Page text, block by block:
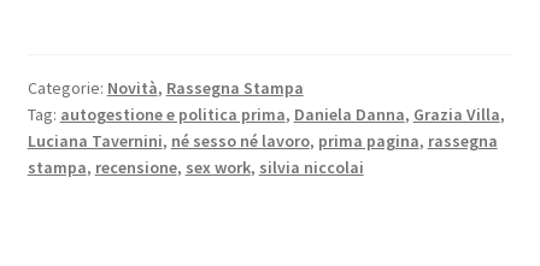
Categorie: Novità, Rassegna Stampa
Tag: autogestione e politica prima, Daniela Danna, Grazia Villa,
Luciana Tavernini, né sesso né lavoro, prima pagina, rassegna
stampa, recensione, sex work, silvia niccolai